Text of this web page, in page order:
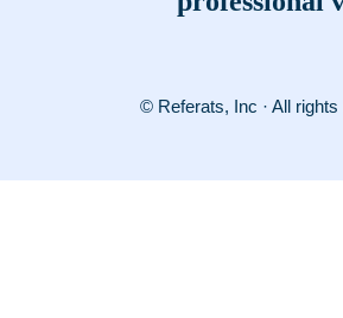
© Referats, Inc · All